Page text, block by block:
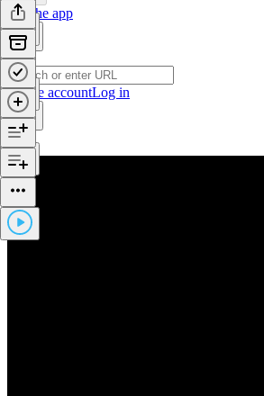
Get the app
Create accountLog in